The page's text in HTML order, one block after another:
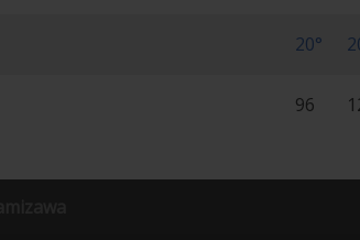
20°
96